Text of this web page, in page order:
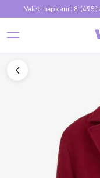
Valet-паркинг: 8
Бесплатная
Установите